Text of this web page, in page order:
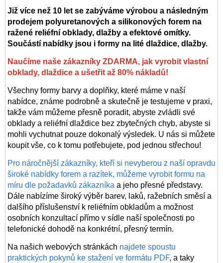
Již více než 10 let se zabýváme výrobou a následným
prodejem polyuretanových a silikonových forem na
ražené reliéfní obklady, dlažby a efektové omítky.
Součástí nabídky jsou i formy na lité dlaždice, dlažby.
Naučíme naše zákazníky ZDARMA, jak vyrobit vlastní
obklady, dlaždice a ušetřit až 80% nákladů!
Všechny formy barvy a doplňky, které máme v naší
nabídce, známe podrobně a skutečně je testujeme v praxi,
takže vám můžeme přesně poradit, abyste zvládli své
obklady a reliéfní dlaždice bez zbytečných chyb, abyste si
mohli vychutnat pouze dokonalý výsledek. U nás si můžete
koupit vše, co k tomu potřebujete, pod jednou střechou!
Pro náročnější zákazníky, kteří si nevyberou z naší opravdu
široké nabídky forem a razítek, můžeme vyrobit formu na
míru dle požadavků zákazníka a jeho přesné představy.
Dále nabízíme široký výběr barev, laků, ražebních směsí a
dalšího příslušenství k reliéfním obkladům a možnost
osobních konzultací přímo v sídle naší společnosti po
telefonické dohodě na konkrétní, přesný termín.
Na našich webových stránkách najdete spoustu
praktických pokynů ke stažení ve formátu PDF, a taky